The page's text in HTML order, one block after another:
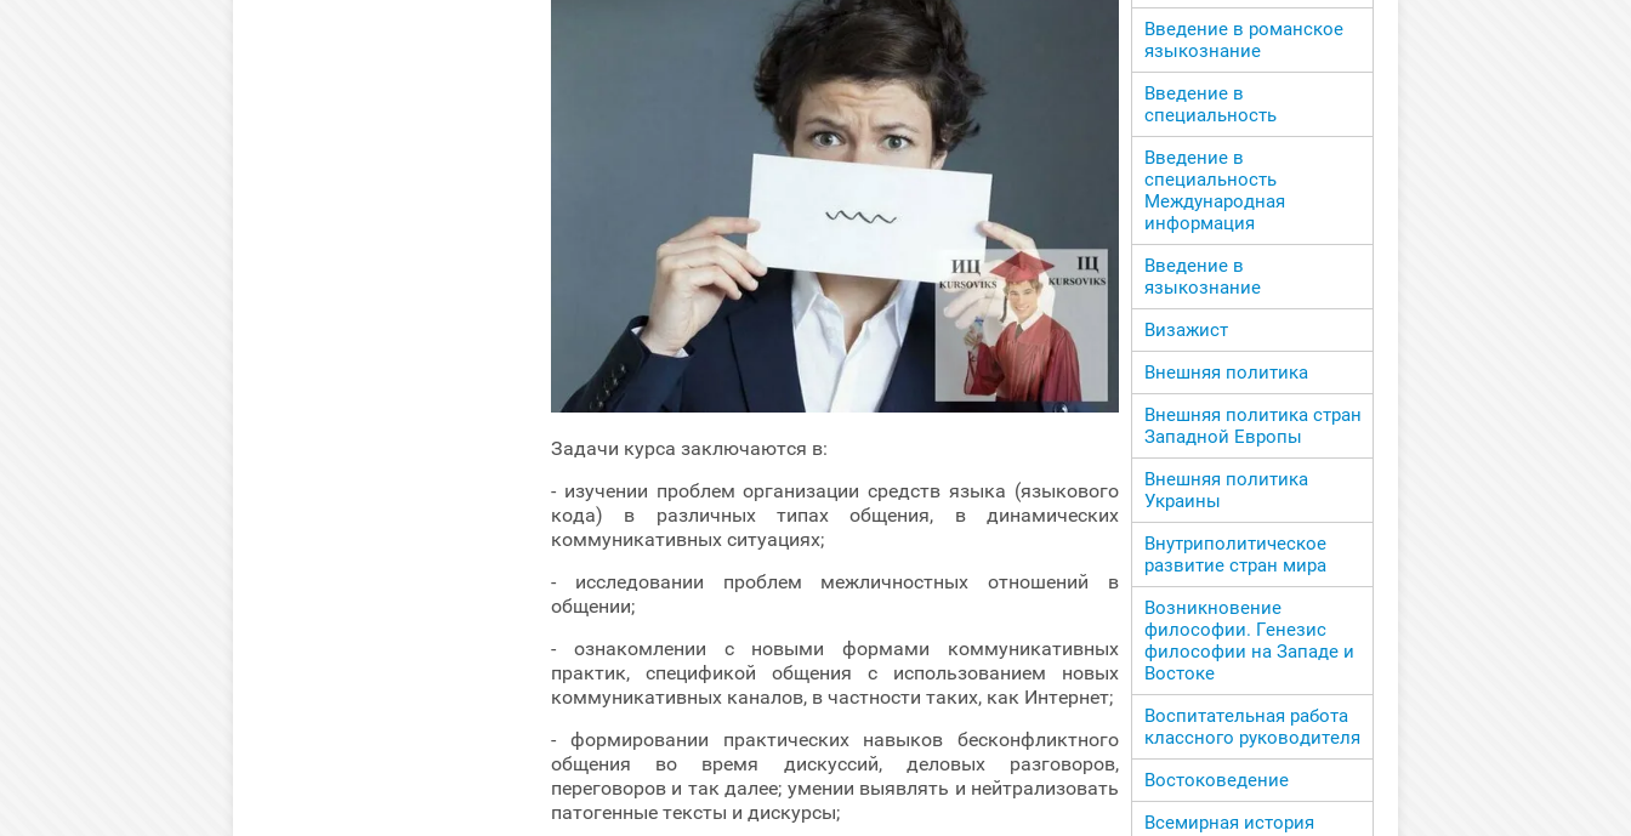
Задачи курса заключаются в:
- изучении проблем организации средств языка (языкового
кода) в различных типах общения, в динамических
коммуникативных ситуациях;
- исследовании проблем межличностных отношений в
общении;
- ознакомлении с новыми формами коммуникативных
практик, спецификой общения с использованием новых
коммуникативных каналов, в частности таких, как Интернет;
- формировании практических навыков бесконфликтного
общения во время дискуссий, деловых разговоров,
переговоров и так далее; умении выявлять и нейтрализовать
патогенные тексты и дискурсы;
Введение в романское
языкознание
Введение в
специальность
Введение в
специальность
Международная
информация
Введение в
языкознание
Визажист
Внешняя политика
Внешняя политика стран
Западной Европы
Внешняя политика
Украины
Внутриполитическое
развитие стран мира
Возникновение
философии. Генезис
философии на Западе и
Востоке
Воспитательная работа
классного руководителя
Востоковедение
Всемирная история